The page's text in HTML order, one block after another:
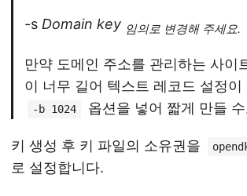
-s Domain key 임의로 변경해 주세요.
만약 도메인 주소를 관리하는 사이
이 너무 길어 텍스트 레코드 설정이
-b 1024 옵션을 넣어 짧게 만들
키 생성 후 키 파일의 소유권을
로 설정합니다.